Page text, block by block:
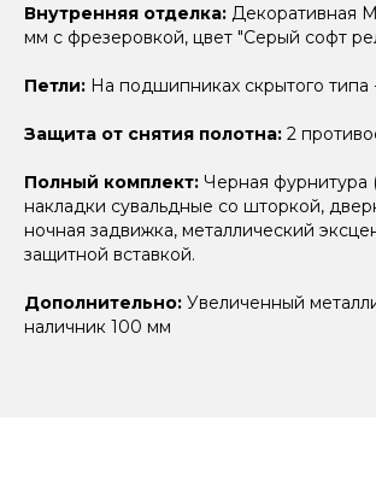
Внутренняя отделка: Декоративная
мм с фрезеровкой, цвет "Серый софт
Петли: На подшипниках скрытого типа
Защита от снятия полотна: 2
Полный комплект: Черная фурнитура
накладки сувальдные со шторкой,
ночная задвижка, металлический
защитной вставкой.
Дополнительно: Увеличенный
наличник 100 мм